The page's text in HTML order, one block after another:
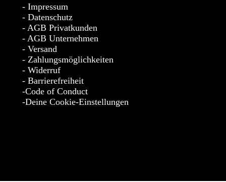
Impressum
Datenschutz
AGB Privatkunden
AGB Unternehmen
Versand
Zahlungsmöglichkeiten
Widerruf
Barrierefreiheit
Code of Conduct
Deine Cookie-Einstellungen